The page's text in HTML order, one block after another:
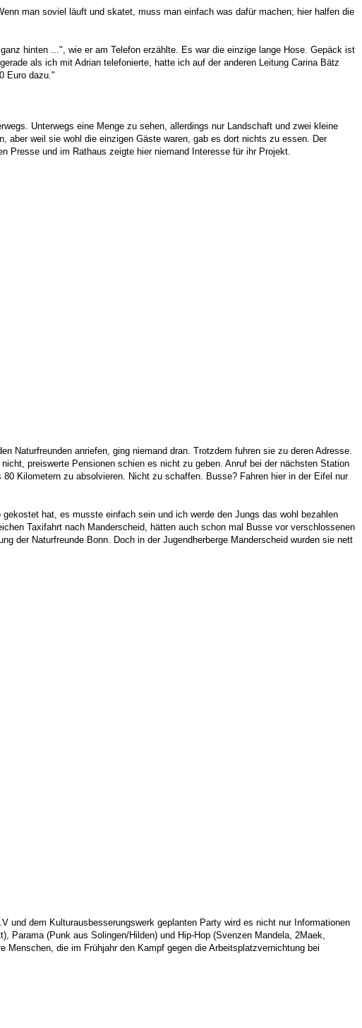
man soviel läuft und skatet, muss man einfach was dafür machen; hier halfen die
hinten ...", wie er am Telefon erzählte. Es war die einzige lange Hose. Gepäck ist
als ich mit Adrian telefonierte, hatte ich auf der anderen Leitung Carina Bätz
Euro dazu."
Unterwegs eine Menge zu sehen, allerdings nur Landschaft und zwei kleine
aber weil sie wohl die einzigen Gäste waren, gab es dort nichts zu essen. Der
Presse und im Rathaus zeigte hier niemand Interesse für ihr Projekt.
Naturfreunden anriefen, ging niemand dran. Trotzdem fuhren sie zu deren Adresse.
preiswerte Pensionen schien es nicht zu geben. Anruf bei der nächsten Station
Kilometern zu absolvieren. Nicht zu schaffen. Busse? Fahren hier in der Eifel nur
hat, es musste einfach sein und ich werde den Jungs das wohl bezahlen
Taxifahrt nach Manderscheid, hätten auch schon mal Busse vor verschlossenen
der Naturfreunde Bonn. Doch in der Jugendherberge Manderscheid wurden sie nett
und dem Kulturausbesserungswerk geplanten Party wird es nicht nur Informationen
Parama (Punk aus Solingen/Hilden) und Hip-Hop (Svenzen Mandela, 2Maek,
die im Frühjahr den Kampf gegen die Arbeitsplatzvernichtung bei